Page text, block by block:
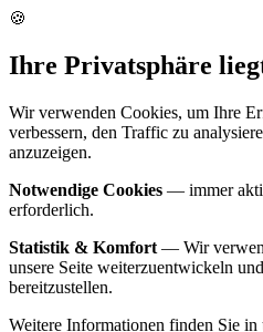
🍪
Ihre Privatsphäre
Wir verwenden Cookies, um Ihre
verbessern, den Traffic zu
anzuzeigen.
Notwendige Cookies — immer
erforderlich.
Statistik & Komfort — Wir
unsere Seite weiterzuentwickeln
bereitzustellen.
Weitere Informationen finden Sie in